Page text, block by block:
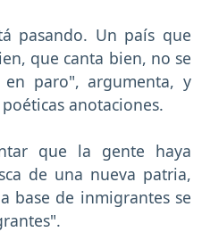
pasando. Un país que
que canta bien, no se
en paro", argumenta, y
anotaciones.
que la gente haya
de una nueva patria,
base de inmigrantes se